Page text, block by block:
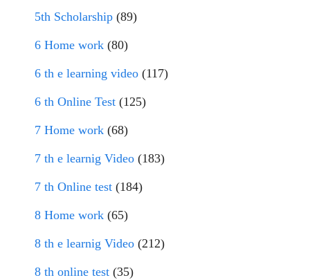
5th Scholarship (89)
6 Home work (80)
6 th e learning video (117)
6 th Online Test (125)
7 Home work (68)
7 th e learnig Video (183)
7 th Online test (184)
8 Home work (65)
8 th e learnig Video (212)
8 th online test (35)